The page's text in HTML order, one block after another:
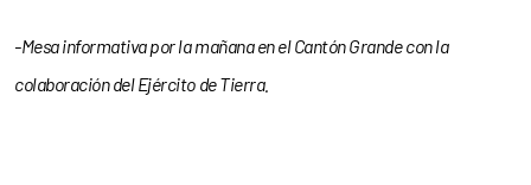
-Mesa informativa por la mañana en el Cantón Grande con la
colaboración del Ejército de Tierra.